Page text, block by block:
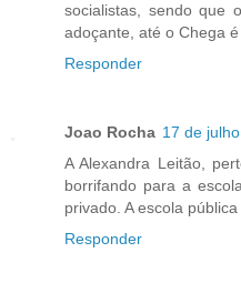
socialistas, sendo que
adoçante, até o Chega
Responder
Joao Rocha 17 de
A Alexandra Leitão,
borrifando para a
privado. A escola
Responder